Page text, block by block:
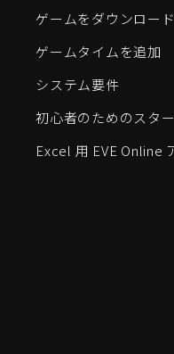
ゲームをダウンロード
ゲームタイムを追加
システム要件
初心者のためのスタ
Excel 用 EVE Online